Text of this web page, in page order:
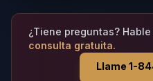
¿Tiene preguntas?
consulta gratuita.
Llame 1-